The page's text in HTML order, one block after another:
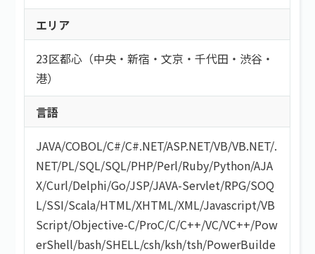
エリア
23区都心（中央・新宿・文京・千代田・渋谷・
港）
言語
JAVA/COBOL/C#/C#.NET/ASP.NET/VB/VB.NET/.
NET/PL/SQL/SQL/PHP/Perl/Ruby/Python/AJA
X/Curl/Delphi/Go/JSP/JAVA-Servlet/RPG/SOQ
L/SSI/Scala/HTML/XHTML/XML/Javascript/VB
Script/Objective-C/ProC/C/C++/VC/VC++/Pow
erShell/bash/SHELL/csh/ksh/tsh/PowerBuilde